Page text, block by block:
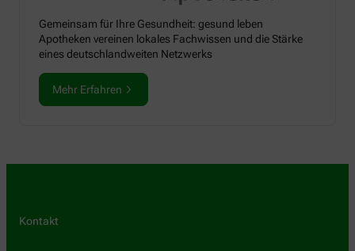
Gemeinsam für Ihre Gesundheit: gesund leben
Apotheken vereinen lokales Fachwissen und die Stärke
eines deutschlandweiten Netzwerks
Mehr Erfahren
Kontakt